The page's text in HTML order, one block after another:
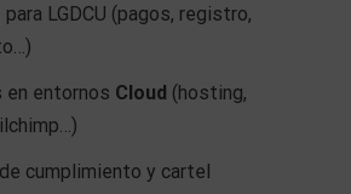
para LGDCU (pagos, registro,
en entornos Cloud (hosting,
de cumplimiento y cartel